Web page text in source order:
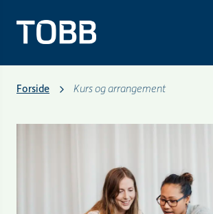
Forside Kurs og arrangement